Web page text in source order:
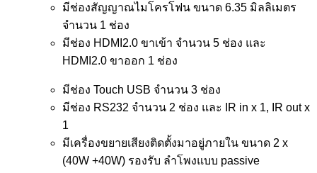
มีช่องสัญญาณไมโครโฟน ขนาด 6.35 มิลลิเมตร
จำนวน 1 ช่อง
มีช่อง HDMI2.0 ขาเข้า จำนวน 5 ช่อง และ
HDMI2.0 ขาออก 1 ช่อง
มีช่อง Touch USB จำนวน 3 ช่อง
มีช่อง RS232 จำนวน 2 ช่อง และ IR in x 1, IR out x
1
มีเครื่องขยายเสียงติดตั้งมาอยู่ภายใน ขนาด 2 x
(40W +40W) รองรับ ลำโพงแบบ passive